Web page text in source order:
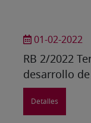
01-02-2022
RB 2/2022
desarrollo
Detalles